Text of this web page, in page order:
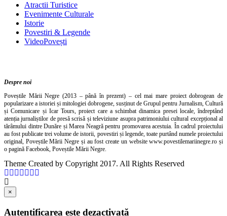
Atractii Turistice
Evenimente Culturale
Istorie
Povestiri & Legende
VideoPovești
Despre noi
Poveștile Mării Negre (2013 – până în prezent) – cel mai mare proiect dobrogean de
popularizare a istoriei și mitologiei dobrogene, susținut de Grupul pentru Jurnalism, Cultură
și Comunicare și Icar Tours, proiect care a schimbat dinamica presei locale, îndreptând
atenția jurnaliștilor de presă scrisă și televiziune asupra patrimoniului cultural excepțional al
tărâmului dintre Dunăre și Marea Neagră pentru promovarea acestuia. În cadrul proiectului
au fost publicate trei volume de istorii, povestiri și legende, toate purtând numele proiectului
original, Poveștile Mării Negre și au fost create un website www.povestilemariinegre.ro și
o pagină Facebook, Poveștile Mării Negre.
Theme Created by Copyright 2017. All Rights Reserved
×
Autentificarea este dezactivată